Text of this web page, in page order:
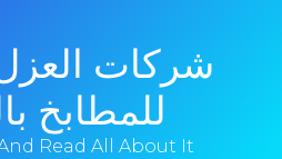
شركات
للمطابخ
Read All About It